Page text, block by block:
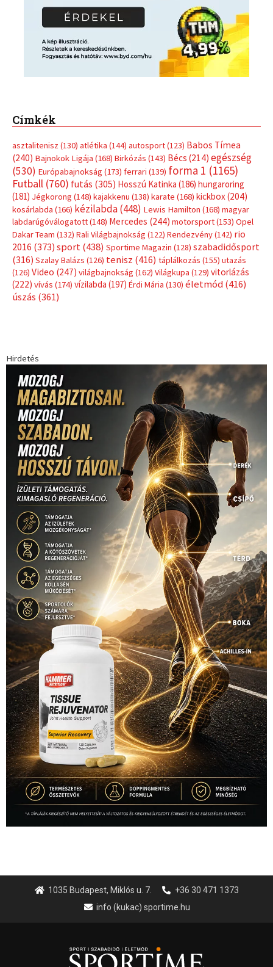
Címkék
asztalitenisz (130) atlétika (144) autosport(123) Babos Tímea
(240) Bajnokok Ligája (168) Birkózás (143) Bécs (214) egészség
(530) Európabajnokság (173) ferrari (139) forma 1 (1165)
Futball (760) futás (305) Hosszú Katinka (186) hungaroring
(181) Jégkorong (148) kajakkenu (138) karate (168) kickbox(204)
kosárlabda (166) kézilabda(448) Lewis Hamilton (168) magyar
labdarúgóválogatott(148) Mercedes (244) motorsport(153) Opel
Dakar Team (132) Rali Világbajnokság (122) Rendezvény(142) rio
2016 (373) sport(438) Sportime Magazin (128) szabadidősport
(316) Szalay Balázs (126) tenisz (416) táplálkozás (155) utazás
(126) Video (247) világbajnokság (162) Világkupa (129) vitorlázás
(222) vívás (174) vízilabda (197) Érdi Mária (130) életmód(416)
úszás (361)
Hirdetés
1035 Budapest, Miklós u. 7.
+36 30 471 1373
info (kukac) sportime.hu